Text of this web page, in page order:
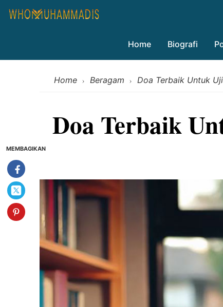
Home Biografi
Home › Beragam › Doa Terbaik Untuk
Doa Terbaik
MEMBAGIKAN